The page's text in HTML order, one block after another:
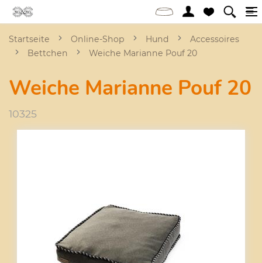
Startseite Online-Shop Hund
Accessoires
Bettchen
Weiche Marianne Pouf 20
Weiche Marianne Pouf 20
10325